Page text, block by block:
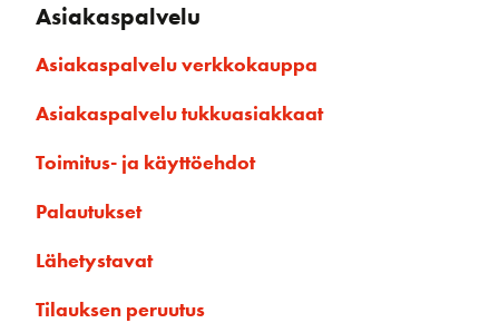
Asiakaspalvelu
Asiakaspalvelu verkkokauppa
Asiakaspalvelu tukkuasiakkaat
Toimitus- ja käyttöehdot
Palautukset
Lähetystavat
Tilauksen peruutus